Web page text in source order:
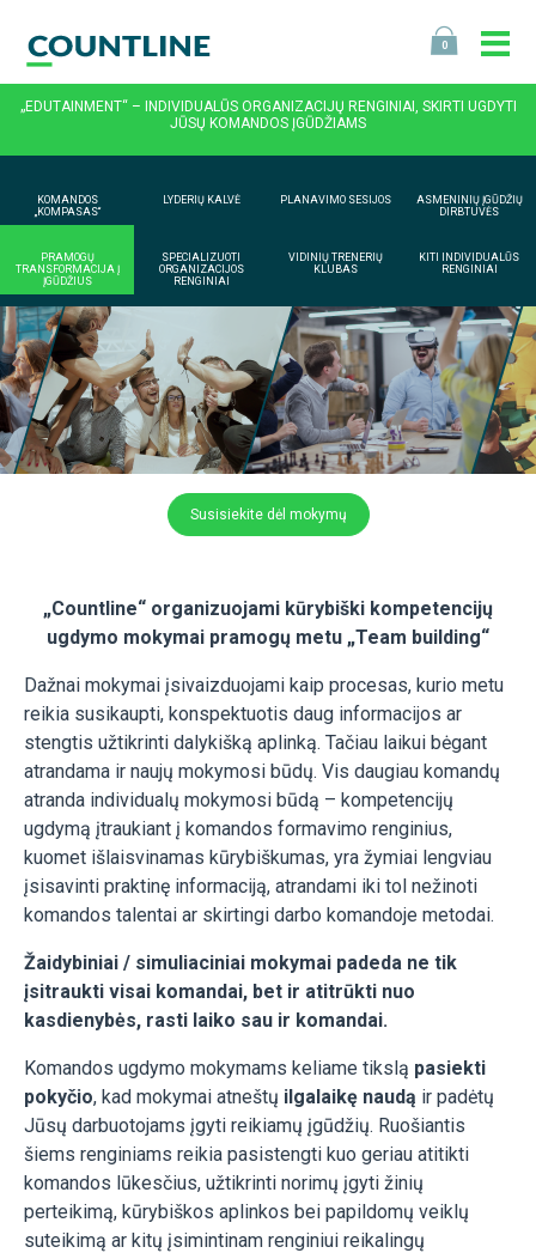
0
„EDUTAINMENT“ – INDIVIDUALŪS ORGANIZACIJŲ RENGINIAI, SKIRTI UGDYTI
JŪSŲ KOMANDOS ĮGŪDŽIAMS
KOMANDOS
„KOMPASAS“
LYDERIŲ KALVĖ PLANAVIMO SESIJOS
ASMENINIŲ ĮGŪDŽIŲ
DIRBTUVĖS
PRAMOGŲ
TRANSFORMACIJA Į
ĮGŪDŽIUS
SPECIALIZUOTI
ORGANIZACIJOS
RENGINIAI
VIDINIŲ TRENERIŲ
KLUBAS
KITI INDIVIDUALŪS
RENGINIAI
Susisiekite dėl mokymų
„Countline“ organizuojami kūrybiški kompetencijų
ugdymo mokymai pramogų metu „Team building“
Dažnai mokymai įsivaizduojami kaip procesas, kurio metu
reikia susikaupti, konspektuotis daug informacijos ar
stengtis užtikrinti dalykišką aplinką. Tačiau laikui bėgant
atrandama ir naujų mokymosi būdų. Vis daugiau komandų
atranda individualų mokymosi būdą – kompetencijų
ugdymą įtraukiant į komandos formavimo renginius,
kuomet išlaisvinamas kūrybiškumas, yra žymiai lengviau
įsisavinti praktinę informaciją, atrandami iki tol nežinoti
komandos talentai ar skirtingi darbo komandoje metodai.
Žaidybiniai / simuliaciniai mokymai padeda ne tik
įsitraukti visai komandai, bet ir atitrūkti nuo
kasdienybės, rasti laiko sau ir komandai.
Komandos ugdymo mokymams keliame tikslą pasiekti
pokyčio, kad mokymai atneštų ilgalaikę naudą ir padėtų
Jūsų darbuotojams įgyti reikiamų įgūdžių. Ruošiantis
šiems renginiams reikia pasistengti kuo geriau atitikti
komandos lūkesčius, užtikrinti norimų įgyti žinių
perteikimą, kūrybiškos aplinkos bei papildomų veiklų
suteikimą ar kitų įsimintinam renginiui reikalingų